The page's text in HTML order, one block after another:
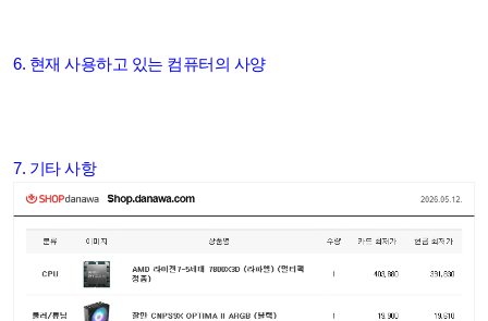
6. 현재 사용하고 있는 컴퓨터의 사양
7. 기타 사항